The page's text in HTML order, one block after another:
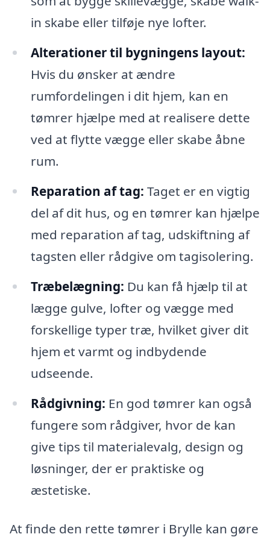
in skabe eller tilføje nye lofter.
Alterationer til bygningens layout:
Hvis du ønsker at ændre
rumfordelingen i dit hjem, kan en
tømrer hjælpe med at realisere dette
ved at flytte vægge eller skabe åbne
rum.
Reparation af tag: Taget er en vigtig
del af dit hus, og en tømrer kan hjælpe
med reparation af tag, udskiftning af
tagsten eller rådgive om tagisolering.
Træbelægning: Du kan få hjælp til at
lægge gulve, lofter og vægge med
forskellige typer træ, hvilket giver dit
hjem et varmt og indbydende
udseende.
Rådgivning: En god tømrer kan også
fungere som rådgiver, hvor de kan
give tips til materialevalg, design og
løsninger, der er praktiske og
æstetiske.
At finde den rette tømrer i Brylle kan gøre